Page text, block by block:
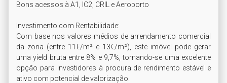
Bons acessos à A1, IC2, CRIL e Aeroporto
Investimento com Rentabilidade:
Com base nos valores médios de arrendamento comercial
da zona (entre 11€/m² e 13€/m²), este imóvel pode gerar
uma yield bruta entre 8% e 9,7%, tornando-se uma excelente
opção para investidores à procura de rendimento estável e
ativo com potencial de valorização.